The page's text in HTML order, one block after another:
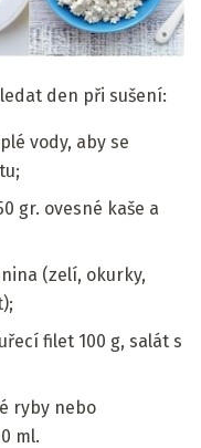
den při sušení:
vody, aby se
gr. ovesné kaše a
(zelí, okurky,
filet 100 g, salát s
ryby nebo
ml.